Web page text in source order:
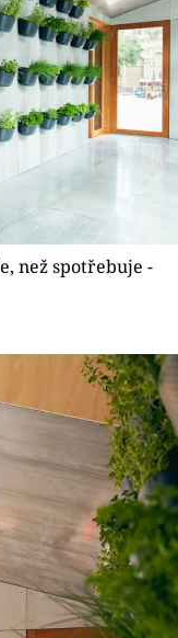
než spotřebuje -